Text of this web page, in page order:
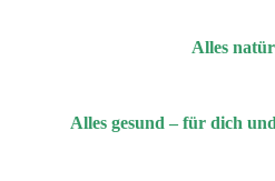
Alles
Alles gesund – für dich